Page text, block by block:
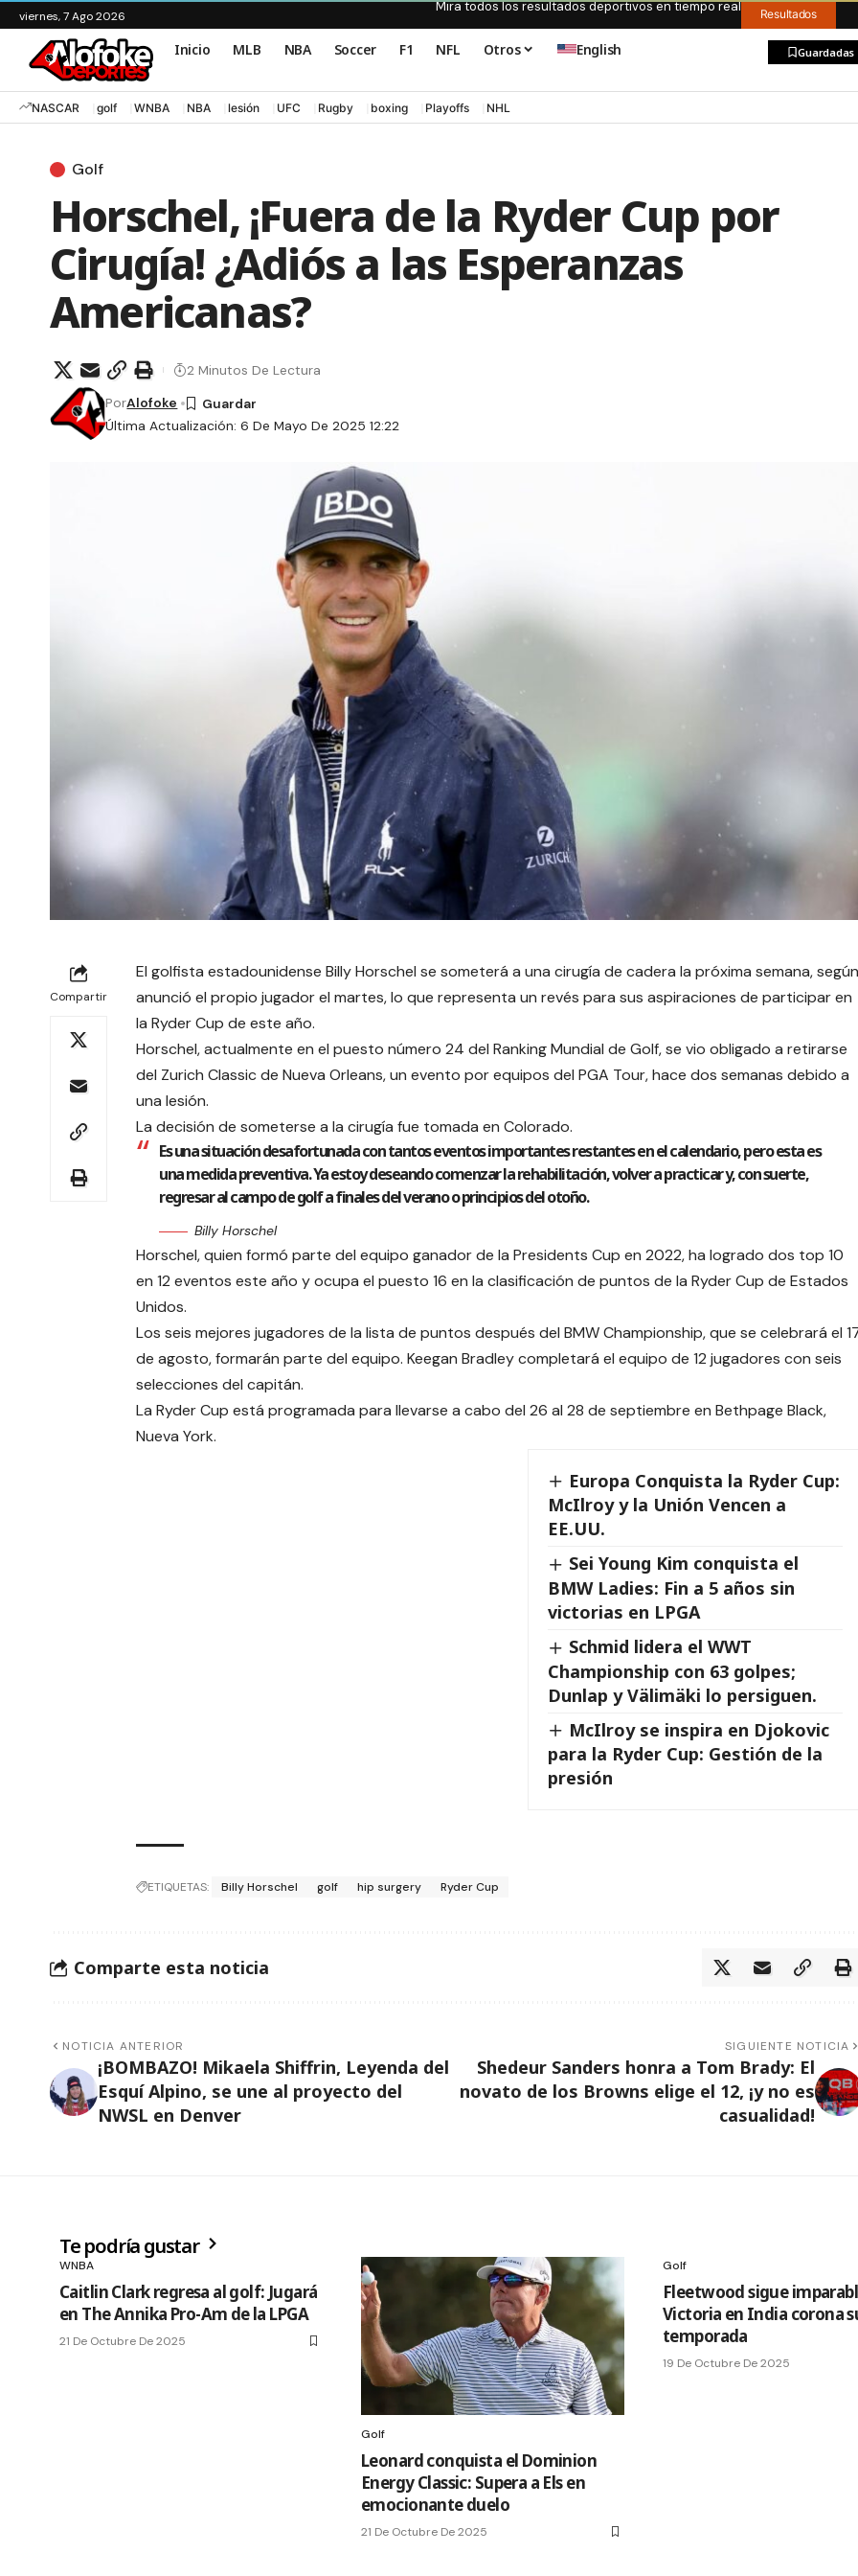
viernes, 7 Ago 2026
Mira todos los resultados deportivos en tiempo real Resultados
Inicio MLB NBA Soccer F1 NFL Otros English Guardadas
NASCAR golf WNBA NBA lesión UFC Rugby boxing Playoffs NHL
Golf
Horschel, ¡Fuera de la Ryder Cup por
Cirugía! ¿Adiós a las Esperanzas
Americanas?
Última Actualización: 6 De Mayo De 2025 12:22
PorAlofoke
2 Minutos De Lectura
Compartir
El golfista estadounidense Billy Horschel se someterá a una cirugía de cadera la próxima semana, según
anunció el propio jugador el martes, lo que representa un revés para sus aspiraciones de participar en
la Ryder Cup de este año.
Horschel, actualmente en el puesto número 24 del Ranking Mundial de Golf, se vio obligado a retirarse
del Zurich Classic de Nueva Orleans, un evento por equipos del PGA Tour, hace dos semanas debido a
una lesión.
La decisión de someterse a la cirugía fue tomada en Colorado.
Es una situación desafortunada con tantos eventos importantes restantes en el calendario, pero esta es
una medida preventiva. Ya estoy deseando comenzar la rehabilitación, volver a practicar y, con suerte,
regresar al campo de golf a finales del verano o principios del otoño.
Billy Horschel
Horschel, quien formó parte del equipo ganador de la Presidents Cup en 2022, ha logrado dos top 10
en 12 eventos este año y ocupa el puesto 16 en la clasificación de puntos de la Ryder Cup de Estados
Unidos.
Los seis mejores jugadores de la lista de puntos después del BMW Championship, que se celebrará el
de agosto, formarán parte del equipo. Keegan Bradley completará el equipo de 12 jugadores con seis
selecciones del capitán.
La Ryder Cup está programada para llevarse a cabo del 26 al 28 de septiembre en Bethpage Black,
Nueva York.
Europa Conquista la Ryder Cup:
McIlroy y la Unión Vencen a
EE.UU.
Sei Young Kim conquista el
BMW Ladies: Fin a 5 años sin
victorias en LPGA
Schmid lidera el WWT
Championship con 63 golpes;
Dunlap y Välimäki lo persiguen.
McIlroy se inspira en Djokovic
para la Ryder Cup: Gestión de la
presión
ETIQUETAS: Billy Horschel golf hip surgery Ryder Cup
Comparte esta noticia
NOTICIA ANTERIOR
¡BOMBAZO! Mikaela Shiffrin, Leyenda del
Esquí Alpino, se une al proyecto del
NWSL en Denver
SIGUIENTE NOTICIA
Shedeur Sanders honra a Tom Brady: El
novato de los Browns elige el 12, ¡y no es
casualidad!
Te podría gustar
WNBA
Caitlin Clark regresa al golf: Jugará
en The Annika Pro-Am de la LPGA
21 De Octubre De 2025
Golf
Leonard conquista el Dominion
Energy Classic: Supera a Els en
emocionante duelo
21 De Octubre De 2025
Golf
Fleetwood sigue
Victoria en India corona
temporada
19 De Octubre De 2025